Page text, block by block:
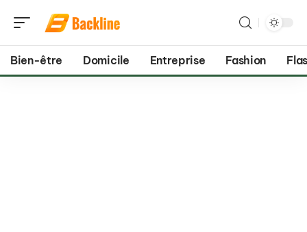
Bien-être Domicile Entreprise Fashion